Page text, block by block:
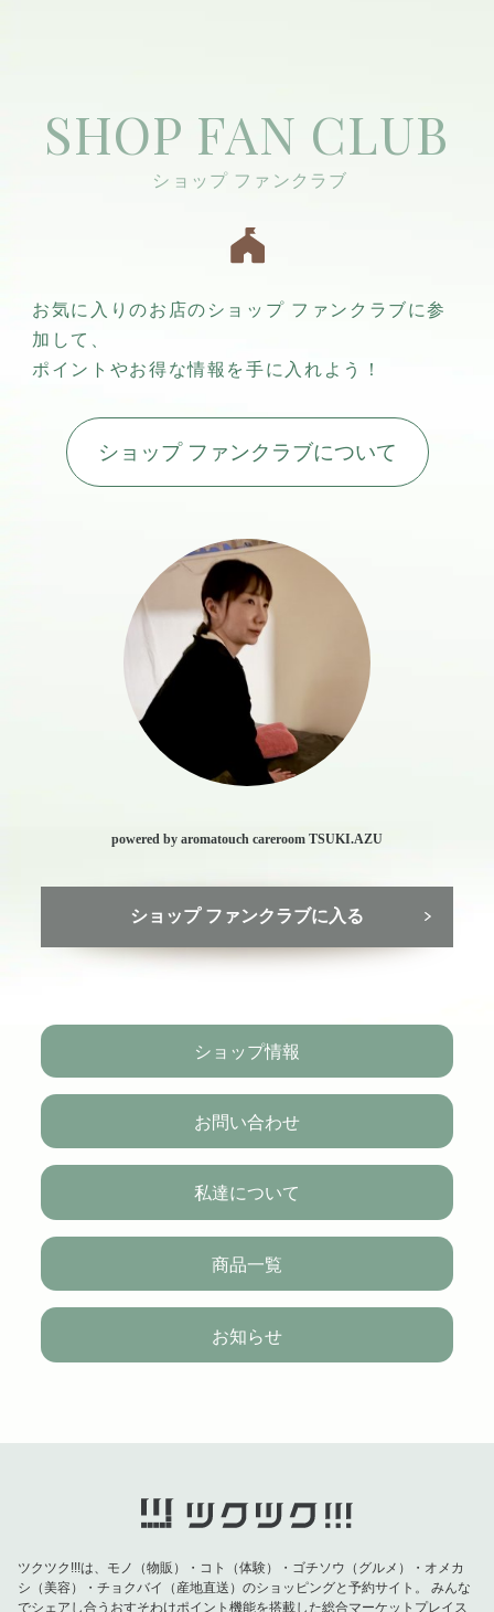
SHOP FAN CLUB
お気に入りのお店のショップ ファンクラブに参
加して、
ポイントやお得な情報を手に入れよう！
ショップ ファンクラブについて
powered by aromatouch careroom TSUKI.AZU
ショップ ファンクラブに入る
ショップ情報
お問い合わせ
私達について
商品一覧
お知らせ
ツクツク!!!は、モノ（物販）・コト（体験）・ゴチソウ（グルメ）・オメカ
シ（美容）・チョクバイ（産地直送）のショッピングと予約サイト。
みんな
でシェアし合うおすそわけポイント機能を搭載した総合マーケットプレイス